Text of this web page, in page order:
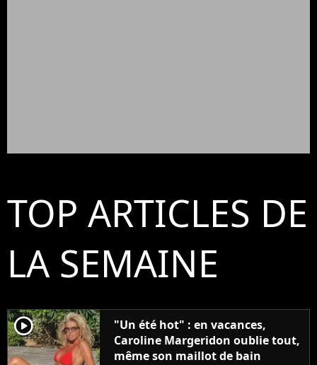
TOP ARTICLES DE
LA SEMAINE
player2
"Un été hot" : en vacances,
Caroline Margeridon oublie tout,
même son maillot de bain